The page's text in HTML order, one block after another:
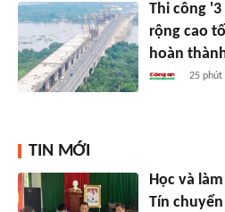
Thi công
rộng cao
hoàn
25 phút
TIN MỚI
Học và
Tín